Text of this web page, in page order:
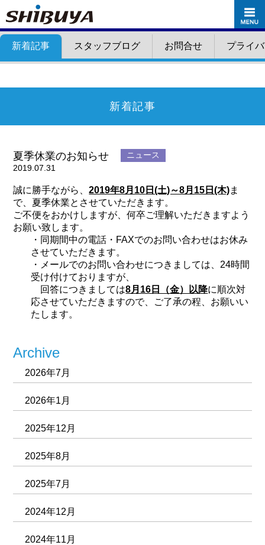
新着記事 スタッフブログ お問合せ プライ
新着記事
夏季休業のお知らせ
ニュース
2019.07.31
誠に勝手ながら、2019年8月10 日(土)～8月15日(木)ま
で、夏季休業とさせていただきます。
ご不便をおかけしますが、何卒ご理解いただきますよう
お願い致します。
・同期間中の電話・FAXでのお問い合わせはお休み
させていただきます。
・メールでのお問い合わせにつきましては、24時間
受け付けておりますが、
回答につきましては8月16日（金）以降に順次対
応させていただきますので、ご了承の程、お願いい
たします。
Archive
2026年7月
2026年1月
2025年12月
2025年8月
2025年7月
2024年12月
2024年11月